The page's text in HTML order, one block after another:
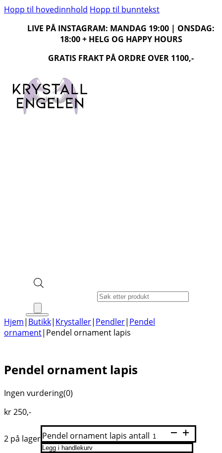
Hopp til hovedinnhold Hopp til bunntekst
LIVE PÅ INSTAGRAM: MANDAG 19:00 | ONSDAG:
18:00 + HELG OG HAPPY HOURS
GRATIS FRAKT PÅ ORDRE OVER 1100,-
Hjem| Butikk| Krystaller| Pendler| Pendel
ornament| Pendel ornament lapis
Pendel ornament lapis
Ingen vurdering(0)
kr250,-
2 på lagerPendel ornament lapis antall
Legg i handlekurv